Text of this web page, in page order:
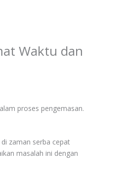
Waktu dan
proses pengemasan.
zaman serba cepat
masalah ini dengan